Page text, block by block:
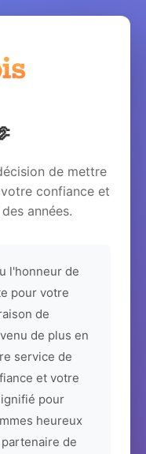
de mettre
confiance et
années.
l'honneur de
pour votre
de
de plus en
service de
et votre
pour
heureux
de